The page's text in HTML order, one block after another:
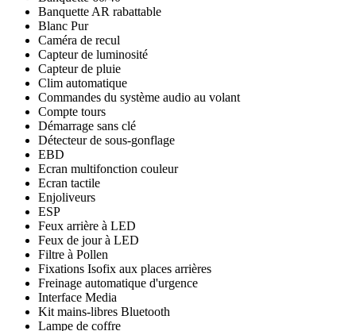
Banquette AR rabattable
Blanc Pur
Caméra de recul
Capteur de luminosité
Capteur de pluie
Clim automatique
Commandes du système audio au volant
Compte tours
Démarrage sans clé
Détecteur de sous-gonflage
EBD
Ecran multifonction couleur
Ecran tactile
Enjoliveurs
ESP
Feux arrière à LED
Feux de jour à LED
Filtre à Pollen
Fixations Isofix aux places arrières
Freinage automatique d'urgence
Interface Media
Kit mains-libres Bluetooth
Lampe de coffre